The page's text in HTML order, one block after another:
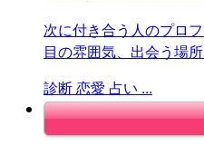
次に付き合う人のプロ
目の雰囲気、出会う場
診断恋愛 占い ...